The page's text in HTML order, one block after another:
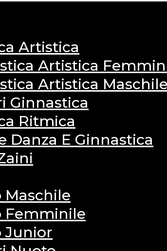
Artistica
Artistica
Artistica
Ginnastica
Ritmica
Danza E Ginnastica
Maschile
Femminile
Junior